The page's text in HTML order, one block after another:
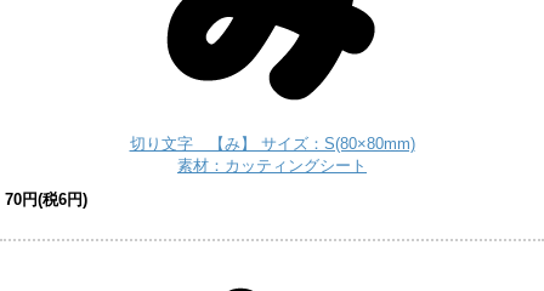
切り文字 【み】 サイズ：S(80×80mm)
素材：カッティングシート
70円(税6円)